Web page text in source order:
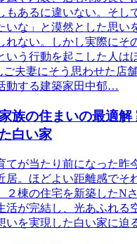
もあるに違いない。そし
いな」と漠然とした思い
れない。しかし実際にそ
いう行動を起こした人は
夫妻にそう思わせた店
動する建築家田中郁…
族の住まいの最適解
白い家
てが当たり前になった昨
居。ほどよい距離感でそ
２棟の住宅を新築したN
活が完結し、光あふれる
いを実現した白い家に迫